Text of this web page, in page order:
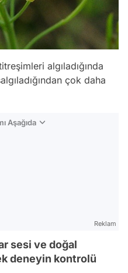
algıladığında
çok daha
Aşağıda
Reklam
sesi ve doğal
deneyin kontrolü